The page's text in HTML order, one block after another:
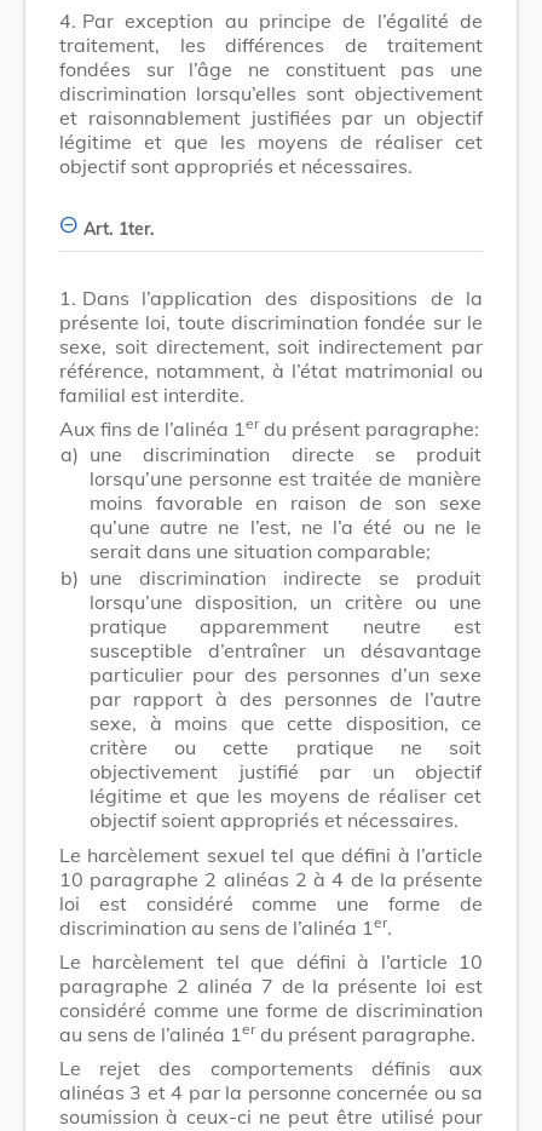
4. Par exception au principe de l’égalité de
traitement, les différences de traitement
fondées sur l’âge ne constituent pas une
discrimination lorsqu’elles sont objectivement
et raisonnablement justifiées par un objectif
légitime et que les moyens de réaliser cet
objectif sont appropriés et nécessaires.
Art. 1ter.
1. Dans l’application des dispositions de la
présente loi, toute discrimination fondée sur le
sexe, soit directement, soit indirectement par
référence, notamment, à l’état matrimonial ou
familial est interdite.
Aux fins de l’alinéa 1 erdu présent paragraphe:
a) une discrimination directe se produit
lorsqu’une personne est traitée de manière
moins favorable en raison de son sexe
qu’une autre ne l’est, ne l’a été ou ne le
serait dans une situation comparable;
b) une discrimination indirecte se produit
lorsqu’une disposition, un critère ou une
pratique apparemment neutre est
susceptible d’entraîner un désavantage
particulier pour des personnes d’un sexe
par rapport à des personnes de l’autre
sexe, à moins que cette disposition, ce
critère ou cette pratique ne soit
objectivement justifié par un objectif
légitime et que les moyens de réaliser cet
objectif soient appropriés et nécessaires.
Le harcèlement sexuel tel que défini à l’article
10 paragraphe 2 alinéas 2 à 4 de la présente
loi est considéré comme une forme de
discrimination au sens de l’alinéa 1 er.
Le harcèlement tel que défini à l’article 10
paragraphe 2 alinéa 7 de la présente loi est
considéré comme une forme de discrimination
au sens de l’alinéa 1 erdu présent paragraphe.
Le rejet des comportements définis aux
alinéas 3 et 4 par la personne concernée ou sa
soumission à ceux-ci ne peut être utilisé pour